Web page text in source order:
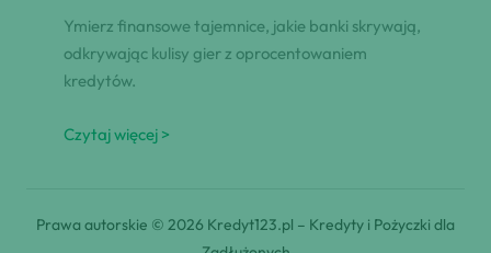
Ymierz finansowe tajemnice, jakie banki skrywają,
odkrywając kulisy gier z oprocentowaniem
kredytów.
Czytaj więcej >
Prawa autorskie © 2026 Kredyt123.pl – Kredyty i Pożyczki dla